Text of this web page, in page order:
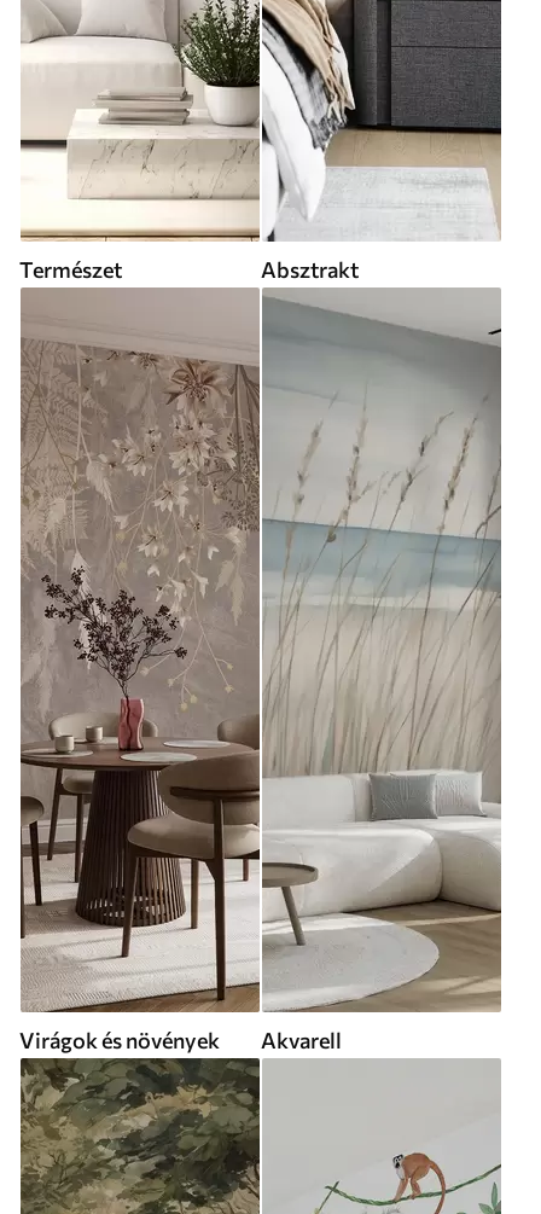
Természet Absztrakt
Virágok és növények Akvarell